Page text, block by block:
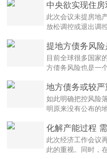
中央欲实现住
此次会议未提房地
放松调控或退出调
提地方债务风
目前全球很多国家
方债务风险也是一
地方债务或较
如此明确把控风险
明原来没有公布的
化解产能过程
此次经济工作会议
此的重视。同时，